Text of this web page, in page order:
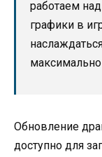
работаем
графики в
Обновление
доступно для